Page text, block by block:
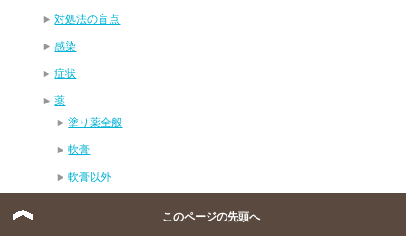
対処法の盲点
感染
症状
薬
塗り薬全般
軟膏
軟膏以外
このページの先頭へ